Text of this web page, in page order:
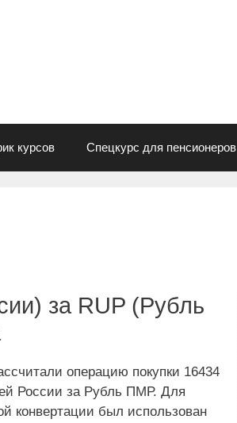
курсов Спецкурс для пенсионеров
за RUP (Рубль
операцию покупки 16434
России за Рубль ПМР. Для
конвертации был использован